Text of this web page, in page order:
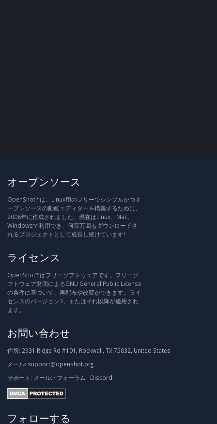
オープンソース
OpenShot™は、Linux用のフリーでシンプルかつオ
ープンソースの動画エディターを構築するために、
2008年に作成されました。現在はLinux、Mac、
Windowsで利用でき、何百万回もダウンロードさ
れるプロジェクトとして成長し続けています!
ライセンス
OpenShot™はフリーソフトウェアです。フリーソ
フトウェア財団によるGNU General Public License
の条件に基づいて、再配布や改変ができます。ライ
センスのバージョン3、またはそれ以降が適用され
ます。
お問い合わせ
住所: 2931 Ridge Rd #101, Rockwall, TX 75032, United States
メール: support@openshot.org
サポート: メール: · フォーラム · Discord
フォローする